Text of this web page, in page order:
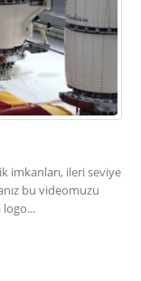
imkanları, ileri seviye
bu videomuzu